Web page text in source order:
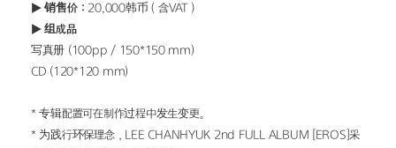
▶ 销售价： 20,000韩币（含VAT）
▶ 组成品
写真册 (100pp / 150*150 mm)
CD (120*120 mm)
* 专辑配置可在制作过程中发生变更。
* 为践行环保理念，LEE CHANHYUK 2nd FULL ALBUM [EROS]采